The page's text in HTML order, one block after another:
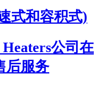
式和容积式)
公司在
后服务